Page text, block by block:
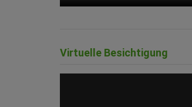
Virtuelle Besichtigung